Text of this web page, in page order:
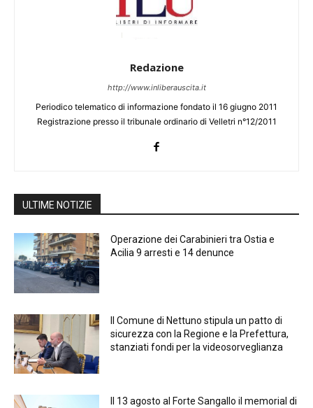
Redazione
http://www.inliberauscita.it
Periodico telematico di informazione fondato il 16 giugno 2011
Registrazione presso il tribunale ordinario di Velletri n°12/2011
ULTIME NOTIZIE
Operazione dei Carabinieri tra Ostia e
Acilia 9 arresti e 14 denunce
Il Comune di Nettuno stipula un patto di
sicurezza con la Regione e la Prefettura,
stanziati fondi per la videosorveglianza
Il 13 agosto al Forte Sangallo il memorial di